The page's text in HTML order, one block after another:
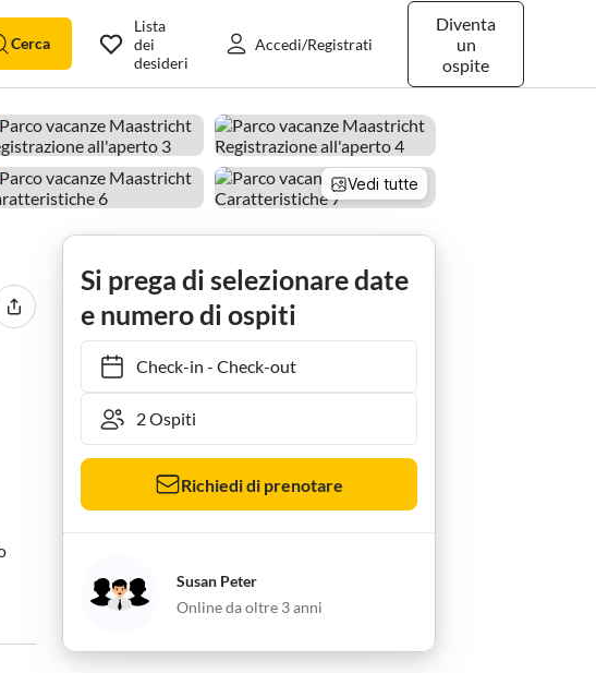
Cerca
Diventa
un
ospite
Lista
dei
desideri
Accedi/Registrati
Vedi tutte
Si prega di selezionare date
e numero di ospiti
Check-in- Check-out
Richiedi di prenotare
Susan Peter
Online da oltre 3 anni